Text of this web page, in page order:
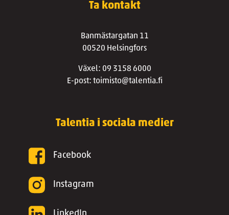
Ta kontakt
Banmästargatan 11
00520 Helsingfors
Växel: 09 3158 6000
E-post: toimisto@talentia.fi
Talentia i sociala medier
Facebook
Instagram